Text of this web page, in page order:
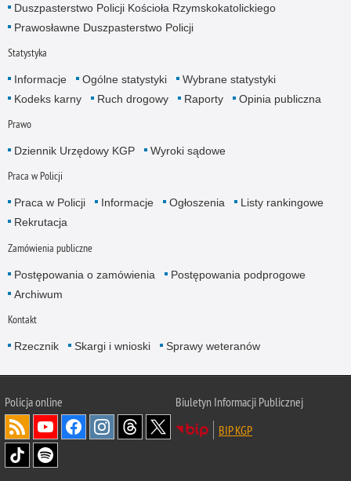
Duszpasterstwo Policji Kościoła Rzymskokatolickiego
Prawosławne Duszpasterstwo Policji
Statystyka
Informacje Ogólne statystyki
Wybrane statystyki
Kodeks karny
Ruch drogowy Raporty Opinia publiczna
Prawo
Dziennik Urzędowy KGP Wyroki sądowe
Praca w Policji
Praca w Policji Informacje Ogłoszenia
Listy rankingowe
Rekrutacja
Zamówienia publiczne
Postępowania o zamówienia
Postępowania podprogowe
Archiwum
Kontakt
Rzecznik Skargi i wnioski Sprawy weteranów
Policjaonline
Biuletyn Informacji Publicznej
BIP KGP